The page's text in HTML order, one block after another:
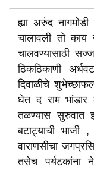
ह्या अरुंद
चालावली तो काय
चालवण्यासाठी
ठिकठिकाणी
दिवाळीचे
घेत द राम भांडार
तळण्यास सुरुवात
बटाट्याची
वाराणसीचा
तसेच पर्यटकांना